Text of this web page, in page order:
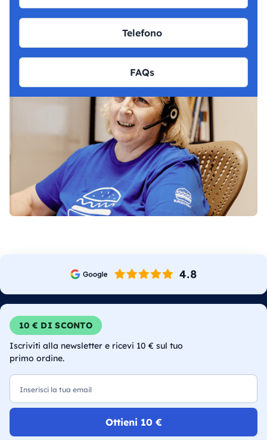
Telefono
FAQs
10 € DI SCONTO
Iscriviti alla newsletter e ricevi 10 € sul tuo
primo ordine.
Ottieni 10 €